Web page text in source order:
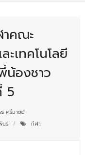
าคณะ
ะเทคโนโลยี
องชาว
5
ศรีมาตย์
นธ์ กีฬา